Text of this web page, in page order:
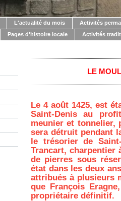
L'actualité du mois
Activités
Pages d'histoire locale Activités
LE
Le 4 août 1425, est
Saint-Denis au
meunier et
sera détruit pendant
le trésorier de
Trancart, charpentier
de pierres sous
état dans les deux
attribués à plusieurs
que François
propriétaire définitif.